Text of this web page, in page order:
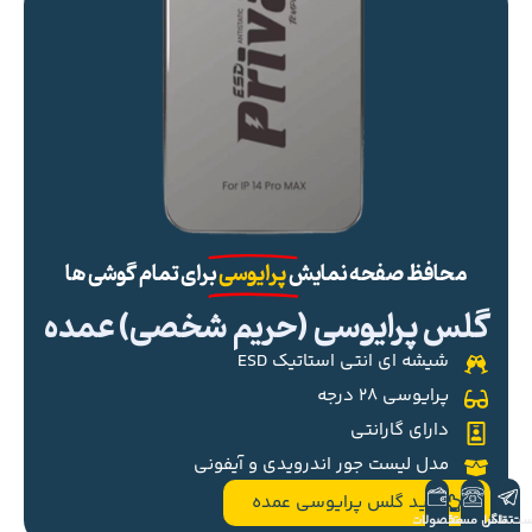
محافظ صفحه نمایشپرایوسیبرای تمام گوشی ها
گلس پرایوسی (حریم شخصی) عمده
شیشه ای انتی استاتیک ESD
پرایوسی ۲۸ درجه
دارای گارانتی
مدل لیست جور اندرویدی و آیفونی
خرید گلس پرایوسی عمده
تلگرام
تماس مستقیم
محصولات